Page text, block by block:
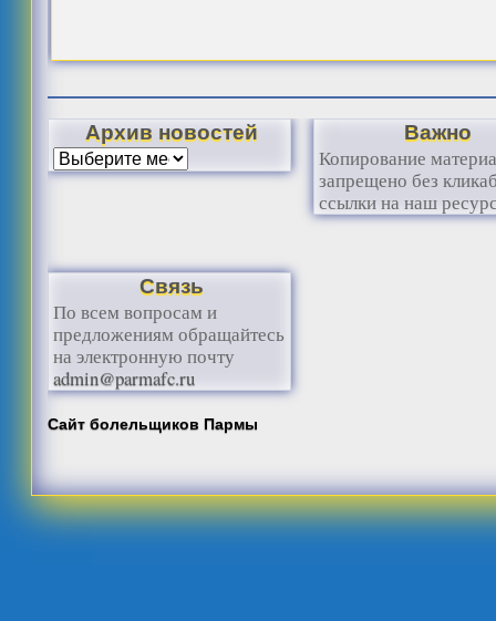
Архив новостей Важно
Копирование
запрещено без
ссылки на наш
Связь
По всем вопросам и
предложениям обращайтесь
на электронную почту
admin@parmafc.ru
Сайт болельщиков Пармы